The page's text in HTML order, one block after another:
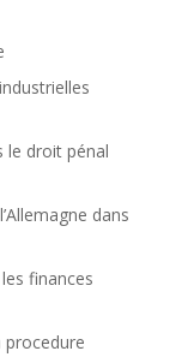
le droit pénal
dans
finances
procedure